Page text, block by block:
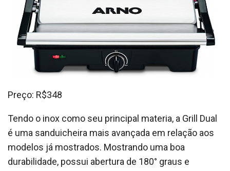
Preço: R$348
Tendo o inox como seu principal materia, a Grill Dual
é uma sanduicheira mais avançada em relação aos
modelos já mostrados. Mostrando uma boa
durabilidade, possui abertura de 180° graus e